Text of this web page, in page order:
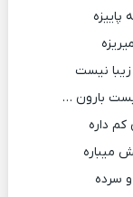
نیست
بارون …
کم داره
میباره
سرده